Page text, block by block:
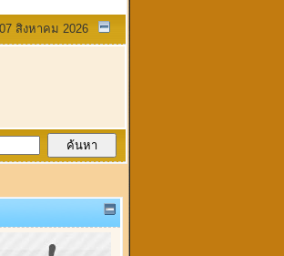
สิงหาคม 2026